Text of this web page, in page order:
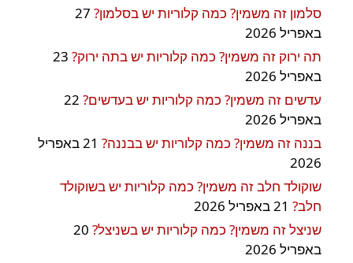
סלמון זה משמין? כמה קלוריות יש בסלמון? 27
באפריל 2026
תה ירוק זה משמין? כמה קלוריות יש בתה ירוק? 23
באפריל 2026
עדשים זה משמין? כמה קלוריות יש בעדשים? 22
באפריל 2026
בננה זה משמין? כמה קלוריות יש בבננה?
21 באפריל
2026
שוקולד חלב זה משמין? כמה קלוריות יש בשוקולד
חלב? 21 באפריל 2026
שניצל זה משמין? כמה קלוריות יש בשניצל? 20
באפריל 2026